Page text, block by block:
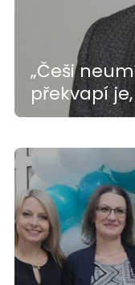
„Češi
překvapí